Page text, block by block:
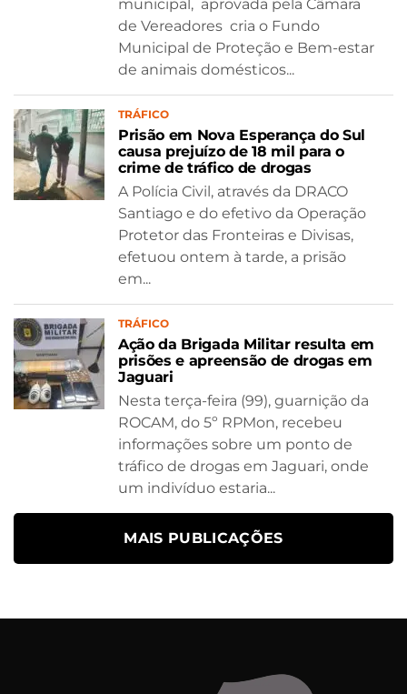
municipal, aprovada pela Câmara
de Vereadores cria o Fundo
Municipal de Proteção e Bem-estar
de animais domésticos...
TRÁFICO
Prisão em Nova Esperança do Sul
causa prejuízo de 18 mil para o
crime de tráfico de drogas
A Polícia Civil, através da DRACO
Santiago e do efetivo da Operação
Protetor das Fronteiras e Divisas,
efetuou ontem à tarde, a prisão
em...
TRÁFICO
Ação da Brigada Militar resulta em
prisões e apreensão de drogas em
Jaguari
Nesta terça-feira (99), guarnição da
ROCAM, do 5º RPMon, recebeu
informações sobre um ponto de
tráfico de drogas em Jaguari, onde
um indivíduo estaria...
MAIS PUBLICAÇÕES